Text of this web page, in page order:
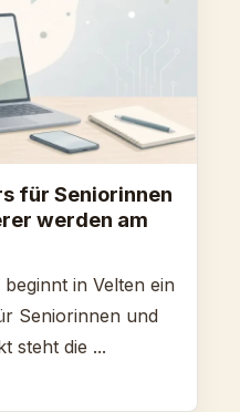
für Seniorinnen
werden am
in Velten ein
Seniorinnen und
steht die ...